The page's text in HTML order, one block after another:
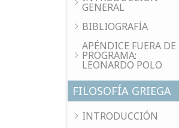
GENERAL
BIBLIOGRAFÍA
APÉNDICE FUERA DE
PROGRAMA:
LEONARDO POLO
FILOSOFÍA GRIEGA
INTRODUCCIÓN